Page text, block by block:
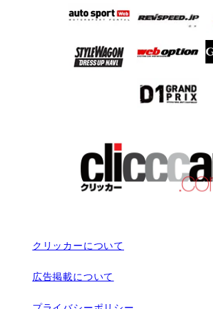
クリッカーについて
広告掲載について